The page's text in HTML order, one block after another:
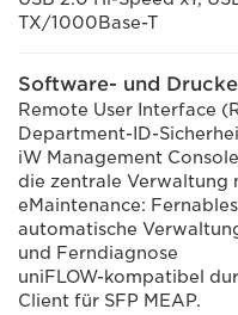
TX/1000Base-T
Software- und
Remote User Interface
Department-ID-
iW Management
die zentrale Verwaltung
eMaintenance:
automatische
und Ferndiagnose
uniFLOW-kompatibel
Client für SFP MEAP.